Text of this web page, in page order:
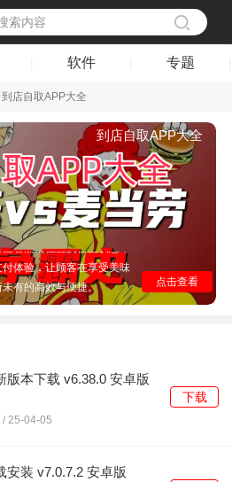
软件 专题
到店自取APP大全
到店自取APP大全
集合了众多知名汉堡品牌自
性移动应用平台，它不仅提
支持用户轻松浏览菜单、
看店铺位置及营业状态，
体验，让顾客在享受美味
有的高效与便捷。
点击查看
版本下载 v6.38.0 安卓版
/ 25-04-05
下载
安装 v7.0.7.2 安卓版